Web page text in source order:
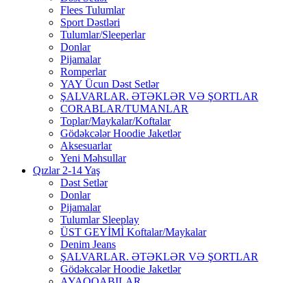
Flees Tulumlar
Sport Dəstləri
Tulumlar/Sleeperlar
Donlar
Pijamalar
Romperlar
YAY Ücun Dəst Setlər
ŞALVARLAR. ƏTƏKLƏR VƏ ŞORTLAR
CORABLAR/TUMANLAR
Toplar/Maykalar/Koftalar
Gödəkcələr Hoodie Jaketlər
Aksesuarlar
Yeni Məhsullar
Qızlar 2-14 Yaş
Dəst Setlər
Donlar
Pijamalar
Tulumlar Sleeplay
ÜST GEYİMİ Koftalar/Maykalar
Denim Jeans
ŞALVARLAR. ƏTƏKLƏR VƏ ŞORTLAR
Gödəkcələr Hoodie Jaketlər